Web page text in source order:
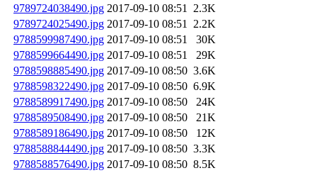
9789724038490.jpg 2017-09-10 08:51 2.3K
9789724025490.jpg 2017-09-10 08:51 2.2K
9788599987490.jpg 2017-09-10 08:51
30K
9788599664490.jpg 2017-09-10 08:51
29K
9788598885490.jpg 2017-09-10 08:50 3.6K
9788598322490.jpg 2017-09-10 08:50 6.9K
9788589917490.jpg 2017-09-10 08:50
24K
9788589508490.jpg 2017-09-10 08:50
21K
9788589186490.jpg 2017-09-10 08:50
12K
9788588844490.jpg 2017-09-10 08:50 3.3K
9788588576490.jpg 2017-09-10 08:50 8.5K